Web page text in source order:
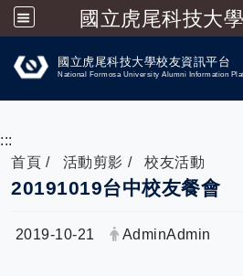
國立虎尾科技大
跳到主要
國立虎尾科技大學校友資訊平台
National Formosa University Alumni Information
:::
首頁
活動剪影 校友活動
20191019台中校友餐會
日期：
2019-10-21 發布者：
AdminAdmin